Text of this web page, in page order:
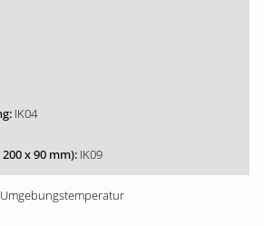
IK04
IK09
Umgebungstemperatur